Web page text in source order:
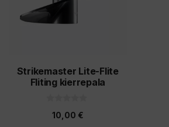
Strikemaster Lite-Flite
Fliting kierrepala
10,00 €
muunnelma.
Voit
tuotteen
sivulla.